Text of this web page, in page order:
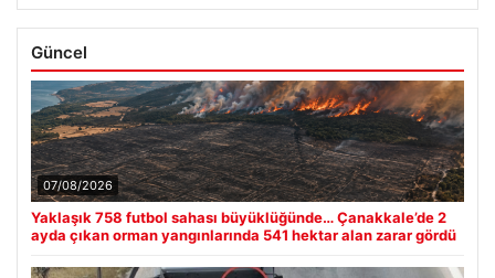
Güncel
07/08/2026
Yaklaşık 758 futbol sahası büyüklüğünde… Çanakkale’de 2
ayda çıkan orman yangınlarında 541 hektar alan zarar gördü